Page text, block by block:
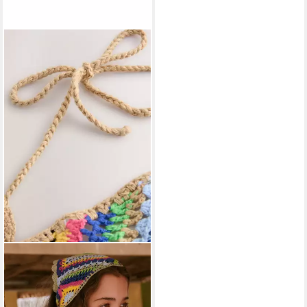
NEXT
Kopftuch Dreieckiges
Kopftuch mit Häkelbesatz
20,00 € UVP28,00 €